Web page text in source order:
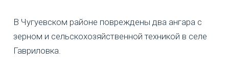
В Чугуевском районе повреждены два ангара с
зерном и сельскохозяйственной техникой в селе
Гавриловка.